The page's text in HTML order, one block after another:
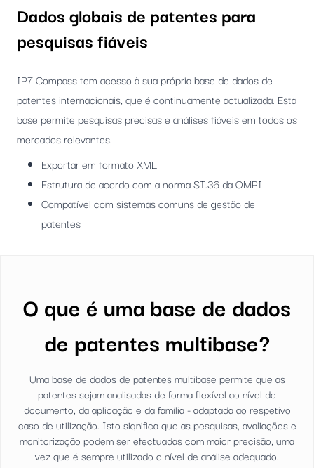
Dados globais de patentes para
pesquisas fiáveis
IP7 Compass tem acesso à sua própria base de dados de
patentes internacionais, que é continuamente actualizada. Esta
base permite pesquisas precisas e análises fiáveis em todos os
mercados relevantes.
Exportar em formato XML
Estrutura de acordo com a norma ST.36 da OMPI
Compatível com sistemas comuns de gestão de
patentes
O que é uma base de dados
de patentes multibase?
Uma base de dados de patentes multibase permite que as
patentes sejam analisadas de forma flexível ao nível do
documento, da aplicação e da família - adaptada ao respetivo
caso de utilização. Isto significa que as pesquisas, avaliações e
monitorização podem ser efectuadas com maior precisão, uma
vez que é sempre utilizado o nível de análise adequado.